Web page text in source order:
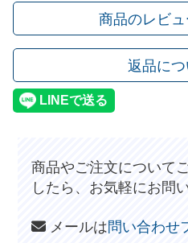
商品のレビュ
返品につ
商品やご注文について
したら、お気軽にお問
メールは問い合わせ